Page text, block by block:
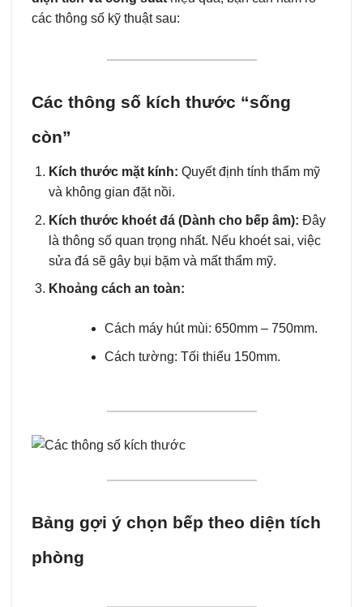
các thông số kỹ thuật sau:
Các thông số kích thước “sống
còn”
Kích thước mặt kính: Quyết định tính thẩm mỹ
và không gian đặt nồi.
Kích thước khoét đá (Dành cho bếp âm): Đây
là thông số quan trọng nhất. Nếu khoét sai, việc
sửa đá sẽ gây bụi bặm và mất thẩm mỹ.
Khoảng cách an toàn:
Cách máy hút mùi: 650mm – 750mm.
Cách tường: Tối thiểu 150mm.
Bảng gợi ý chọn bếp theo diện tích
phòng